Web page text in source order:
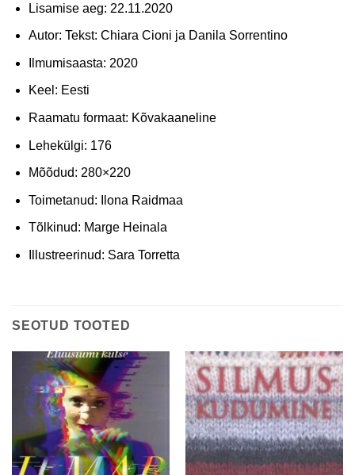
Lisamise aeg: 22.11.2020
Autor: Tekst: Chiara Cioni ja Danila Sorrentino
Ilmumisaasta: 2020
Keel: Eesti
Raamatu formaat: Kõvakaaneline
Lehekülgi: 176
Mõõdud: 280×220
Toimetanud: Ilona Raidmaa
Tõlkinud: Marge Heinala
Illustreerinud: Sara Torretta
SEOTUD TOOTED